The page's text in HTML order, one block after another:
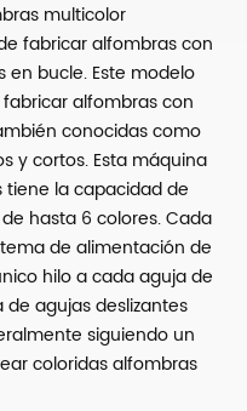
multicolor
fabricar alfombras con
bucle. Este modelo
alfombras con
conocidas como
y cortos. Esta máquina
la capacidad de
hasta 6 colores. Cada
de alimentación de
hilo a cada aguja de
agujas deslizantes
siguiendo un
coloridas alfombras